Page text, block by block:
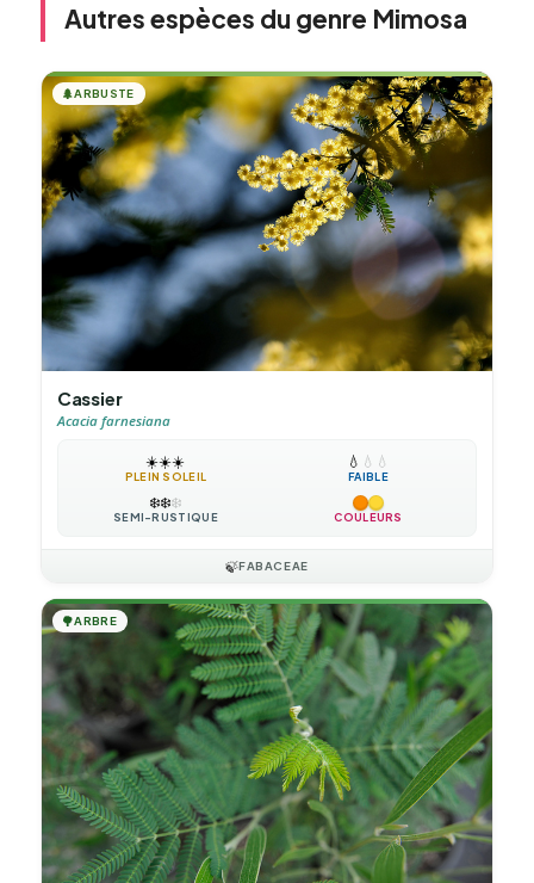
Autres espèces du genre Mimosa
🌲ARBUSTE
Cassier
Acacia farnesiana
☀️☀️☀️
PLEIN SOLEIL
💧 💧 💧
FAIBLE
❄️❄️❄️
SEMI-RUSTIQUE COULEURS
🍃FABACEAE
🌳ARBRE